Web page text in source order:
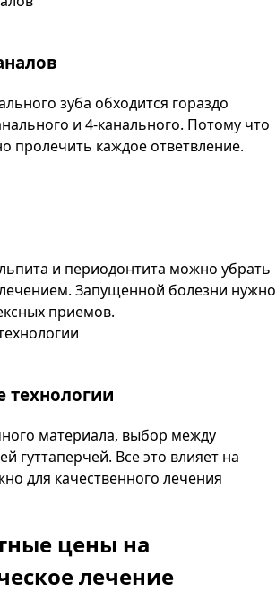
зуба обходится гораздо
и 4-канального. Потому что
пролечить каждое ответвление.
и периодонтита можно убрать
Запущенной болезни нужно
приемов.
технологии
материала, выбор между
гуттаперчей. Все это влияет на
для качественного лечения
цены на
лечение